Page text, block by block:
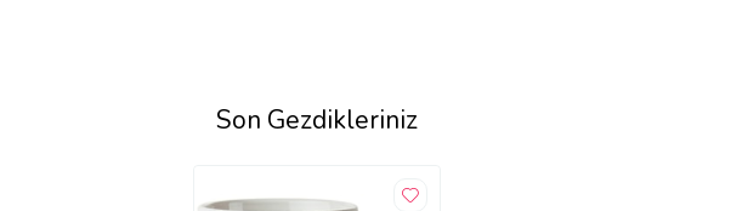
Son Gezdikleriniz